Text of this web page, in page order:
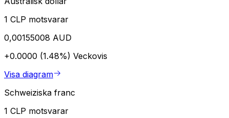
1 CLP motsvarar
0,00155008 AUD
+0.0000 (1.48%) Veckovis
Visa diagram
Schweiziska franc
1 CLP motsvarar